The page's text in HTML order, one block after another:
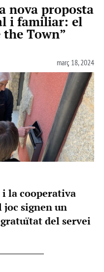
nova proposta
i familiar: el
the Town”
març 18, 2024
i la cooperativa
joc signen un
del servei